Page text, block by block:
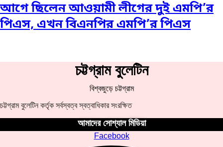
আগে ছিলেন আওয়ামী লীগের দুই এমপি’র
পিএস, এখন বিএনপির এমপি’র পিএস
চট্টগ্রাম বুলেটিন
বিশ্বজুড়ে চট্টগ্রাম
চট্টগ্রাম বুলেটিন কর্তৃক সর্বস্বত্ব স্বত্বাধিকার সংরক্ষিত
আমাদের সোশ্যাল মিডিয়া
Facebook